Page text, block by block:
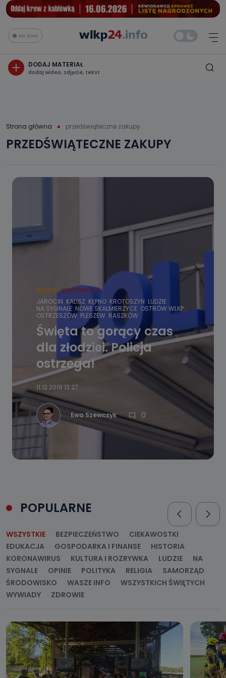
Na żywo
DODAJ MATERIAŁ
dodaj wideo, zdjęcie, tekst
Strona główna przedświąteczne zakupy
PRZEDŚWIĄTECZNE ZAKUPY
REGION WIADOMOŚCI
JAROCIN KALISZ KĘPNO KROTOSZYN LUDZIE
NA SYGNALE NOWE SKALMIERZYCE OSTRÓW WLKP.
OSTRZESZÓW PLESZEW RASZKÓW
Święta to gorący czas
dla złodziei. Policja
ostrzega!
11.12.2019 13:27
Ewa Szewczyk 0
POPULARNE
WSZYSTKIE BEZPIECZEŃSTWO
CIEKAWOSTKI
EDUKACJA
GOSPODARKA I FINANSE
HISTORIA
KORONAWIRUS
KULTURA I ROZRYWKA LUDZIE
NA
SYGNALE
OPINIE POLITYKA RELIGIA
SAMORZĄD
ŚRODOWISKO
WASZE INFO
WSZYSTKICH ŚWIĘTYCH
WYWIADY
ZDROWIE